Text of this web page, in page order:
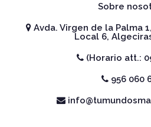
Sobre
Avda. Virgen de la Palma
Local 6,
(Horario att.:
956 060